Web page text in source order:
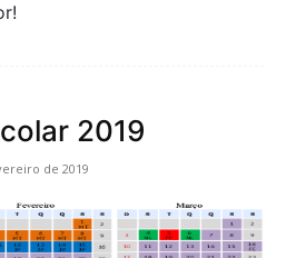
2019
de 2019